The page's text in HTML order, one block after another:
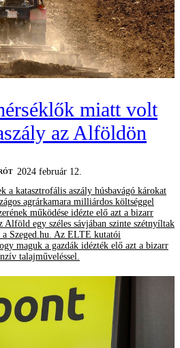
miatt volt
az Alföldön
2024 február 12.
a katasztrofális aszály húsbavágó károkat
agrárkamara milliárdos költséggel
működése idézte elő azt a bizarr
egy széles sávjában szinte szétnyíltak
Szeged.hu. Az ELTE kutatói
maguk a gazdák idézték elő azt a bizarr
talajműveléssel.